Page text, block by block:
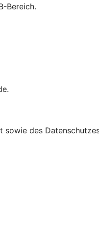
Bereich.
sowie des